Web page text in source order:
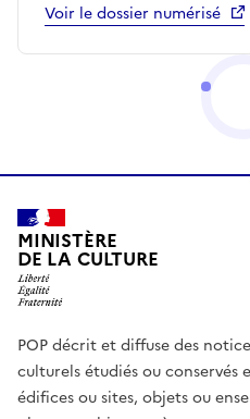
Voir le dossier numérisé
MINISTÈRE
DE LA CULTURE
POP décrit et diffuse des
culturels étudiés ou conservés
édifices ou sites, objets ou